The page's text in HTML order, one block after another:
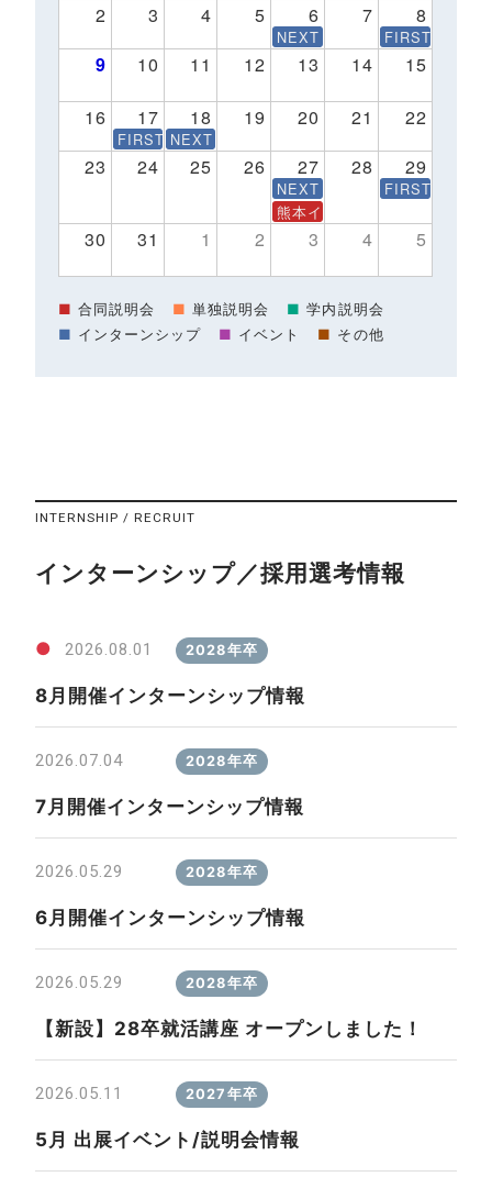
2 3 4 5 6 7 8
NEXT STEP インターンシッ
FIRST STEP
9 10 11 12 13 14 15
16 17 18 19 20 21 22
FIRST STEP～1Day仕事体験～
NEXT STEP インターンシップ8/18(火)【展
23 24 25 26 27 28 29
NEXT STEP インターンシッ
FIRST STEP
熊本イベントNPO法人ドッ
30 31 1 2 3 4 5
■ 合同説明会 ■ 単独説明会 ■ 学内説明会
■ インターンシップ ■ イベント ■ その他
INTERNSHIP / RECRUIT
インターンシップ／採用選考情報
● 2026.08.01 2028年卒
8月開催インターンシップ情報
2026.07.04 2028年卒
7月開催インターンシップ情報
2026.05.29 2028年卒
6月開催インターンシップ情報
2026.05.29 2028年卒
【新設】28卒就活講座 オープンしました！
2026.05.11 2027年卒
5月 出展イベント/説明会情報